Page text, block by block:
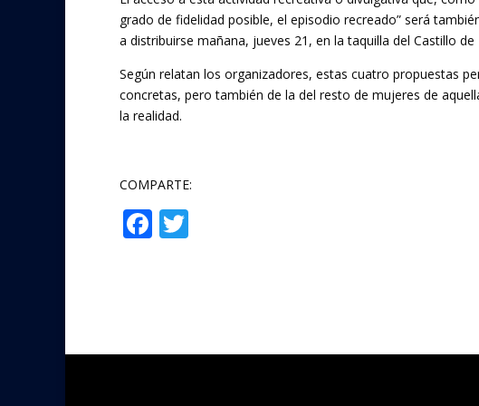
grado de fidelidad posible, el episodio recreado” será
a distribuirse mañana, jueves 21, en la taquilla del Castillo
Según relatan los organizadores, estas cuatro propuestas
concretas, pero también de la del resto de mujeres de
la realidad.
COMPARTE:
F